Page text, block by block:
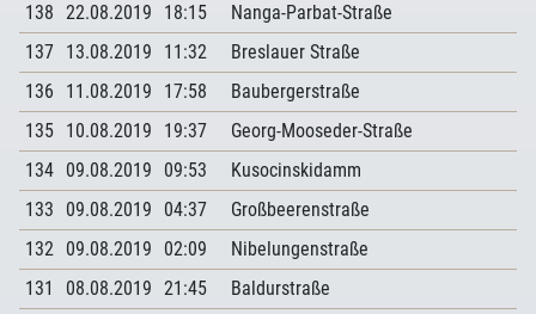
138 22.08.2019 18:15
Nanga-Parbat-Straße
137 13.08.2019 11:32
Breslauer Straße
136
11.08.2019 17:58
Baubergerstraße
135 10.08.2019 19:37
Georg-Mooseder-Straße
134 09.08.2019 09:53
Kusocinskidamm
133
09.08.2019 04:37
Großbeerenstraße
132 09.08.2019 02:09
Nibelungenstraße
131
08.08.2019 21:45 Baldurstraße